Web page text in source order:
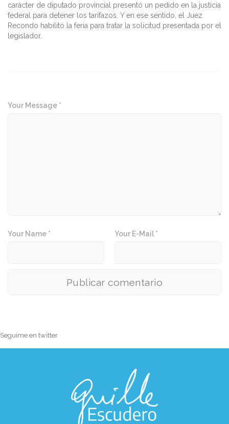
carácter de diputado provincial presentó un pedido en la justicia
federal para detener los tarifazos. Y en ese sentido, el Juez
Recondo habilitó la feria para tratar la solicitud presentada por el
legislador.
Your Message *
Your Name * Your E-Mail *
Seguime en twitter